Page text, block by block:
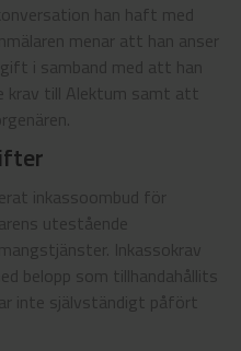
han haft med
menar att han anser
i samband med att han
krav till Alektum samt att
inkassoombud för
utestående
Inkassokrav
belopp som tillhandahållits
inte självständigt påfört